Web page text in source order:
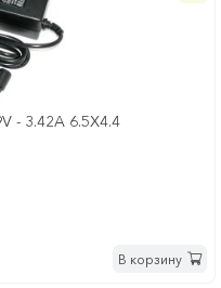
- 3.42A 6.5Х4.4
В корзину